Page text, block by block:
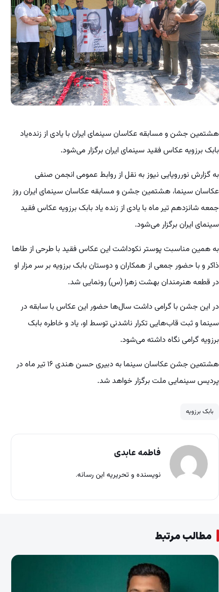
هشتمین جشن و مسابقه عکاسان سینمای ایران با یادی از زنده‌یاد
بابک برزویه عکاس فقید سینمای ایران برگزار می‌شود.
به گزارش نوررویایی نیوز به نقل از روابط عمومی انجمن صنفی
عکاسان سینما، هشتمین جشن و مسابقه عکاسان سینمای ایران روز
جمعه شانزدهم تیر ماه با یادی از زنده یاد بابک برزویه عکاس فقید
سینمای ایران برگزار می‌شود.
به همین مناسبت پوستر نکوداشت این عکاس فقید با طرحی از طاها
ذاکر و با حضور جمعی از همکاران و دوستان بابک برزویه بر سر مزار او
در قطعه هنرمندان بهشت زهرا (س) رونمایی شد.
در این جشن با گرامی داشت سال‌ها حضور این عکاس با سابقه در
سینما و ثبت قاب‌هایی تکرار ناشدنی توسط او، یاد و خاطره بابک
برزویه گرامی نگاه داشته می‌شود.
هشتمین جشن عکاسان سینما به دبیری حسن هندی ۱۶ تیر ماه در
پردیس سینمایی ملت برگزار خواهد شد.
بابک برزویه
فاطمه عابدی
نویسنده و تحریریه این رسانه.
مطالب مرتبط